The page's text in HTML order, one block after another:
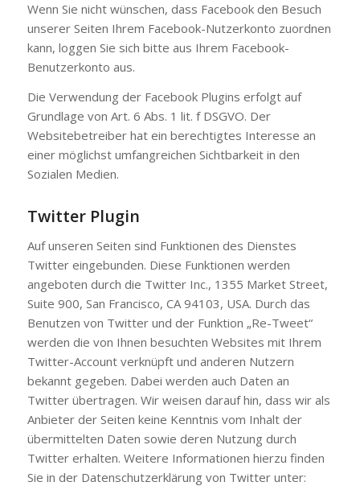
Wenn Sie nicht wünschen, dass Facebook den Besuch
unserer Seiten Ihrem Facebook-Nutzerkonto zuordnen
kann, loggen Sie sich bitte aus Ihrem Facebook-
Benutzerkonto aus.
Die Verwendung der Facebook Plugins erfolgt auf
Grundlage von Art. 6 Abs. 1 lit. f DSGVO. Der
Websitebetreiber hat ein berechtigtes Interesse an
einer möglichst umfangreichen Sichtbarkeit in den
Sozialen Medien.
Twitter Plugin
Auf unseren Seiten sind Funktionen des Dienstes
Twitter eingebunden. Diese Funktionen werden
angeboten durch die Twitter Inc., 1355 Market Street,
Suite 900, San Francisco, CA 94103, USA. Durch das
Benutzen von Twitter und der Funktion „Re-Tweet“
werden die von Ihnen besuchten Websites mit Ihrem
Twitter-Account verknüpft und anderen Nutzern
bekannt gegeben. Dabei werden auch Daten an
Twitter übertragen. Wir weisen darauf hin, dass wir als
Anbieter der Seiten keine Kenntnis vom Inhalt der
übermittelten Daten sowie deren Nutzung durch
Twitter erhalten. Weitere Informationen hierzu finden
Sie in der Datenschutzerklärung von Twitter unter: